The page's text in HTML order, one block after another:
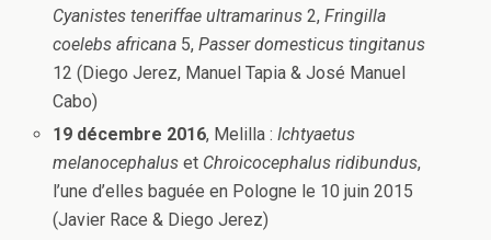
Cyanistes teneriffae ultramarinus 2,Fringilla
coelebs africana 5,Passer domesticus tingitanus
12 (Diego Jerez, Manuel Tapia & José Manuel
Cabo)
19 décembre 2016, Melilla :Ichtyaetus
melanocephalus et Chroicocephalus ridibundus,
l’une d’elles baguée en Pologne le 10 juin 2015
(Javier Race & Diego Jerez)